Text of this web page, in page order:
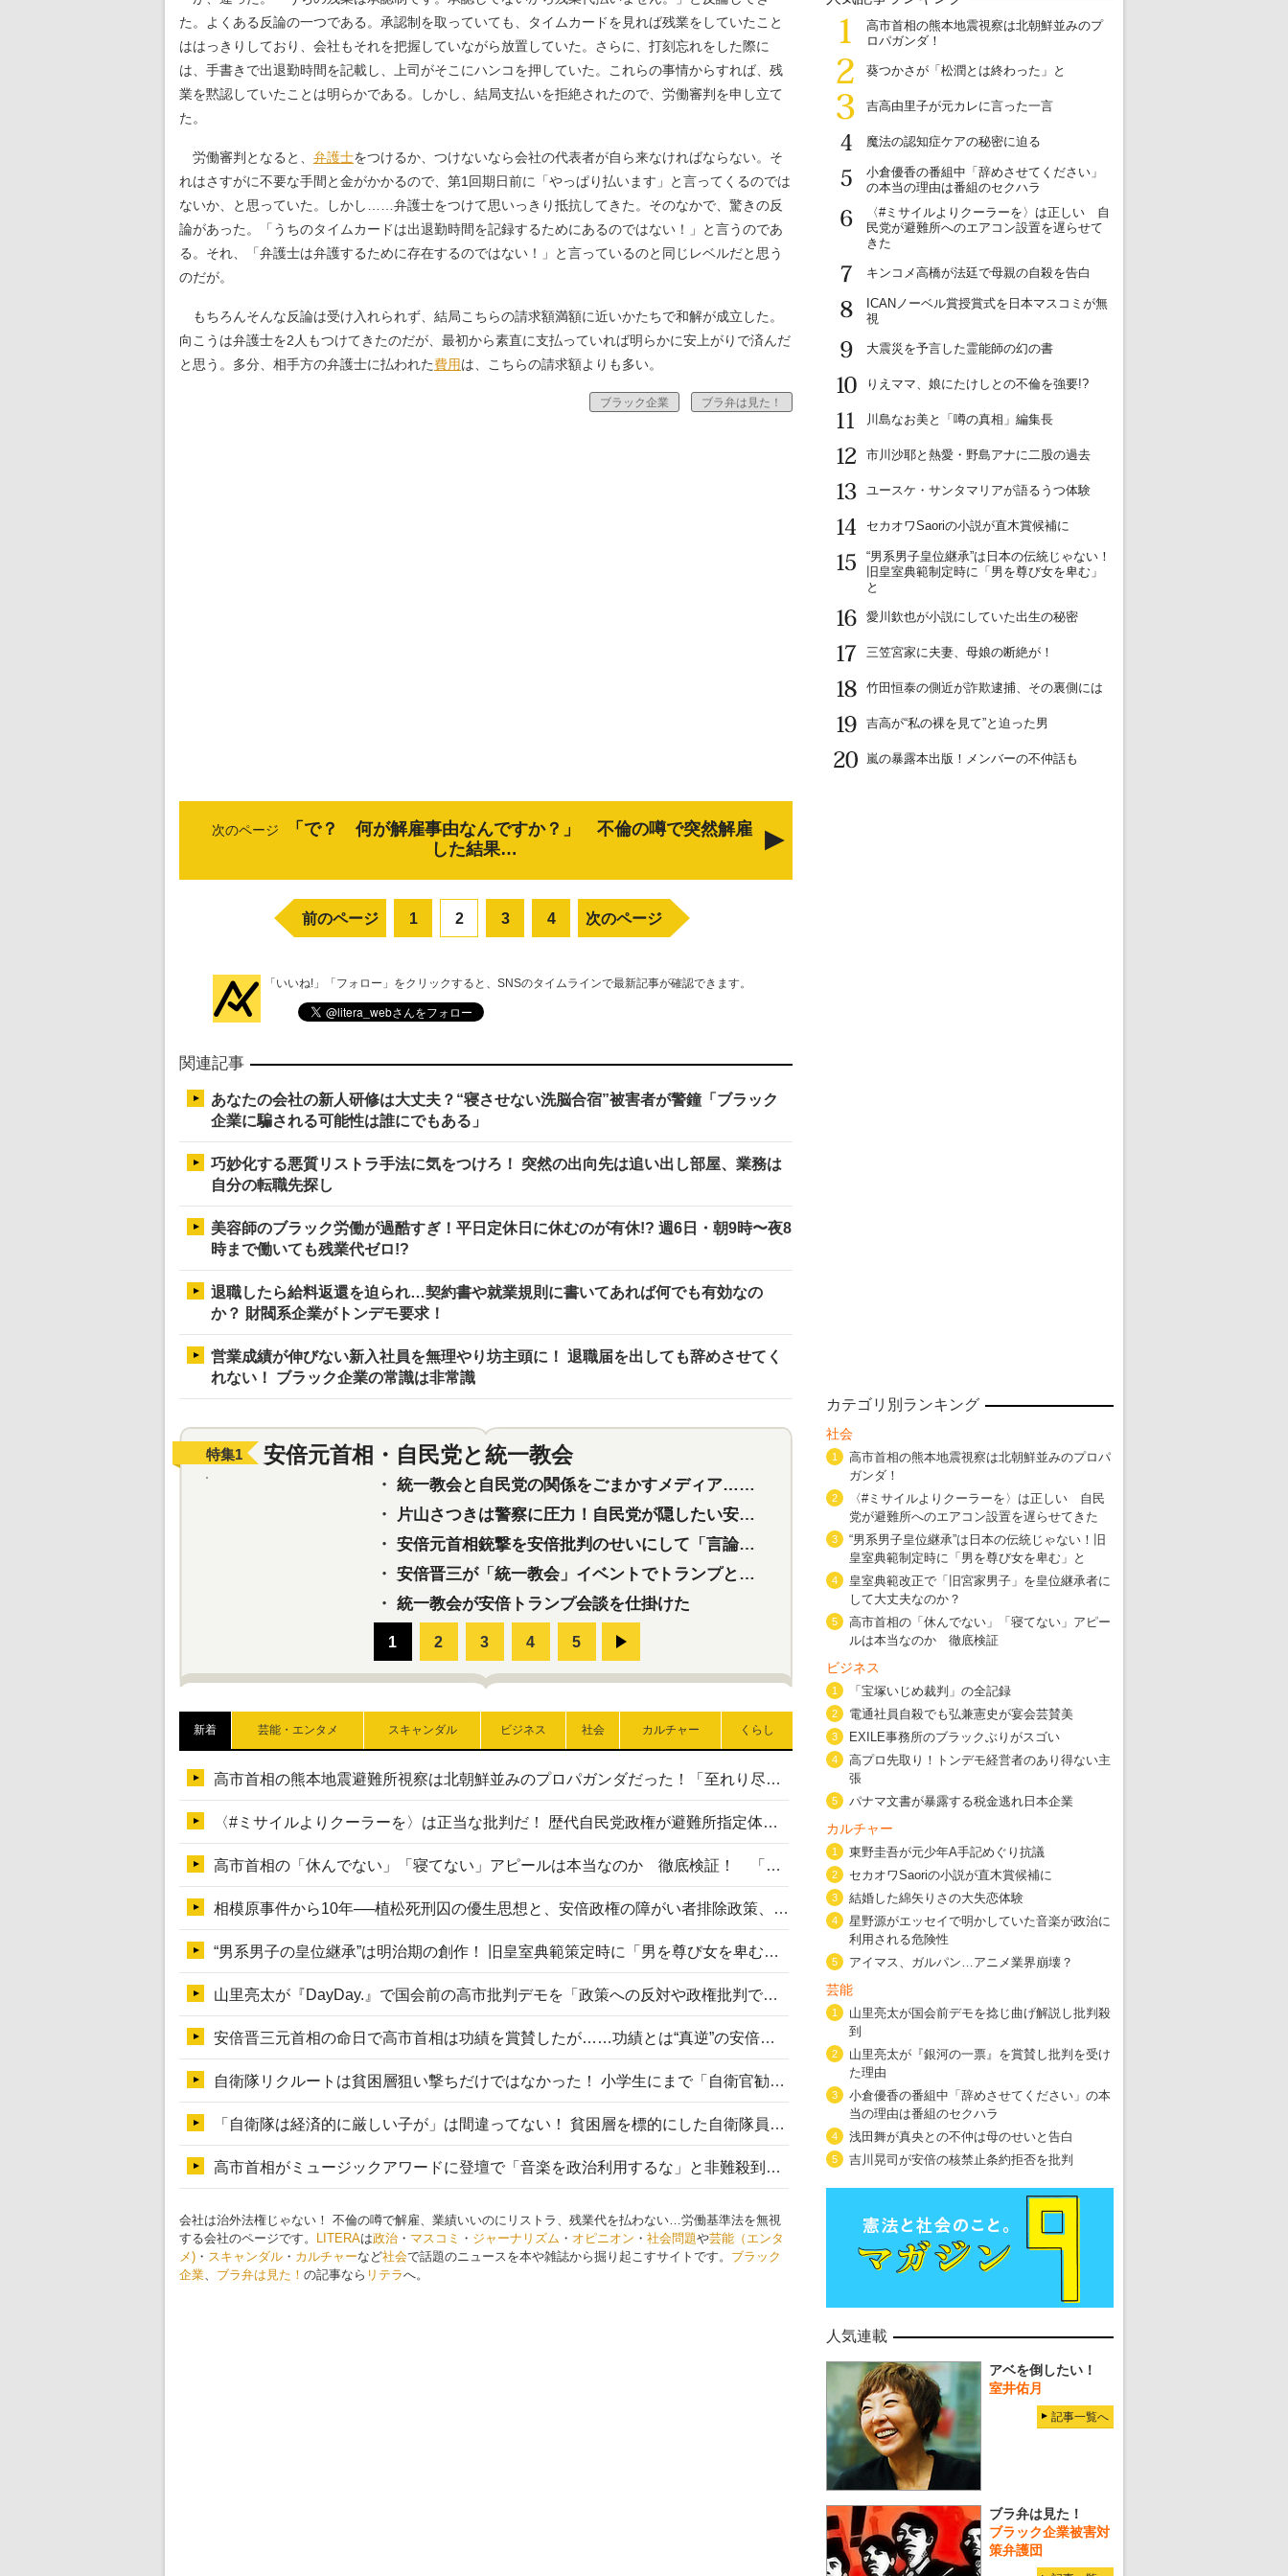
た。よくある反論の一つである。承認制を取っていても、タイムカードを見れば残業をしていたこと
ははっきりしており、会社もそれを把握していながら放置していた。さらに、打刻忘れをした際に
は、手書きで出退勤時間を記載し、上司がそこにハンコを押していた。これらの事情からすれば、残
業を黙認していたことは明らかである。しかし、結局支払いを拒絶されたので、労働審判を申し立て
た。
労働審判となると、 弁護士をつけるか、つけないなら会社の代表者が自ら来なければならない。そ
れはさすがに不要な手間と金がかかるので、第1回期日前に「やっぱり払います」と言ってくるのでは
ないか、と思っていた。しかし……弁護士をつけて思いっきり抵抗してきた。そのなかで、驚きの反
論があった。「うちのタイムカードは出退勤時間を記録するためにあるのではない！」と言うのであ
る。それ、「弁護士は弁護するために存在するのではない！」と言っているのと同じレベルだと思う
のだが。
もちろんそんな反論は受け入れられず、結局こちらの請求額満額に近いかたちで和解が成立した。
向こうは弁護士を2人もつけてきたのだが、最初から素直に支払っていれば明らかに安上がりで済んだ
と思う。多分、相手方の弁護士に払われた費用は、こちらの請求額よりも多い。
ブラック企業 ブラ弁は見た！
次のページ
「で？ 何が解雇事由なんですか？」 不倫の噂で突然解雇
した結果…
前のページ 1 2 3 4 次のページ
「いいね!」「フォロー」をクリックすると、SNSのタイムラインで最新記事が確認できます。
関連記事
あなたの会社の新人研修は大丈夫？“寝させない洗脳合宿”被害者が警鐘「ブラック
企業に騙される可能性は誰にでもある」
巧妙化する悪質リストラ手法に気をつけろ！ 突然の出向先は追い出し部屋、業務は
自分の転職先探し
美容師のブラック労働が過酷すぎ！平日定休日に休むのが有休!? 週6日・朝9時〜夜8
時まで働いても残業代ゼロ!?
退職したら給料返還を迫られ…契約書や就業規則に書いてあれば何でも有効なの
か？ 財閥系企業がトンデモ要求！
営業成績が伸びない新入社員を無理やり坊主頭に！ 退職届を出しても辞めさせてく
れない！ ブラック企業の常識は非常識
特集1 安倍元首相・自民党と統一教会
・ 統一教会と自民党の関係をごまかすメディア…民放は有田芳生に発言自粛を要求
・
片山さつきは警察に圧力！自民党が隠したい安倍元首相と統一教会の深い関係
・ 安倍元首相銃撃を安倍批判のせいにして「言論封殺」に利用する自民党応援団
・ 安倍晋三が「統一教会」イベントでトランプと演説！同性婚や夫婦別姓を攻撃
・ 統一教会が安倍トランプ会談を仕掛けた
特集2 東京五輪強行開催特別企画 大ウソだら
・ 大ウソだらけの東京五輪！ 安倍・菅・森はどんな嘘を
・ 五輪サッカー・久保建英が南アの陽性者に「僕らに損ではない
・ 五輪関係者が入国当日、築地を散歩！
新着 芸能・エンタメ スキャンダル ビジネス 社会 カルチャー くらし
高市首相の熊本地震避難所視察は北朝鮮並みのプロパガンダだった！「至れり尽くせり」の選ばれた避難所の一方で実態は…
〈#ミサイルよりクーラーを〉は正当な批判だ！ 歴代自民党政権が避難所指定体育館へのエアコン設置を遅らせてきた客観的事実
高市首相の「休んでない」「寝てない」アピールは本当なのか 徹底検証！ 「資料読み込み」「アイロンがけ」も矛盾だらけ…
相模原事件から10年──植松死刑囚の優生思想と、安倍政権の障がい者排除政策、右派勢力の差別主義との関係を改めて問う
“男系男子の皇位継承”は明治期の創作！ 旧皇室典範策定時に「男を尊び女を卑むの慣習、人民の脳髄」とトンデモ論で女性天皇を否定
山里亮太が『DayDay.』で国会前の高市批判デモを「政策への反対や政権批判でない」と捻じ曲げ解説 デモ参加者から批判殺到
安倍晋三元首相の命日で高市首相は功績を賞賛したが……功績とは“真逆”の安倍元首相のトンデモ発言を振り返る
自衛隊リクルートは貧困層狙い撃ちだけではなかった！ 小学生にまで「自衛官勧誘」目的のパンフレット作成
「自衛隊は経済的に厳しい子が」は間違ってない！ 貧困層を標的にした自衛隊員募集、やす子、山上被告も…日本でも進む“経済的徴兵制”
高市首相がミュージックアワードに登壇で「音楽を政治利用するな」と非難殺到！ MAJの国策的本質を批判する声も
会社は治外法権じゃない！ 不倫の噂で解雇、業績いいのにリストラ、残業代を払わない…労働基準法を無視
する会社のページです。
LITERAは政治 ・ マスコミ ・ ジャーナリズム ・ オピニオン ・ 社会問題や芸能（エンタ
メ) ・ スキャンダル ・ カルチャーなど社会で話題のニュースを本や雑誌から掘り起こすサイトです。 ブラック
企業、 ブラ弁は見た！ の記事なら リテラへ。
1
高市首相の熊本地震視察は北朝鮮並みのプ
ロパガンダ！
2
葵つかさが「松潤とは終わった」と
3
吉高由里子が元カレに言った一言
4
魔法の認知症ケアの秘密に迫る
5
小倉優香の番組中「辞めさせてください」
の本当の理由は番組のセクハラ
6
〈#ミサイルよりクーラーを〉は正しい 自
民党が避難所へのエアコン設置を遅らせて
きた
7
キンコメ高橋が法廷で母親の自殺を告白
8
ICANノーベル賞授賞式を日本マスコミが無
視
9
大震災を予言した霊能師の幻の書
10
りえママ、娘にたけしとの不倫を強要!?
11
川島なお美と「噂の真相」編集長
12
市川沙耶と熱愛・野島アナに二股の過去
13
ユースケ・サンタマリアが語るうつ体験
14
セカオワSaoriの小説が直木賞候補に
15
“男系男子皇位継承”は日本の伝統じゃない！
旧皇室典範制定時に「男を尊び女を卑む」
と
16
愛川欽也が小説にしていた出生の秘密
17
三笠宮家に夫妻、母娘の断絶が！
18
竹田恒泰の側近が詐欺逮捕、その裏側には
19
吉高が“私の裸を見て”と迫った男
20
嵐の暴露本出版！メンバーの不仲話も
カテゴリ別ランキング
社会
1
高市首相の熊本地震視察は北朝鮮並みのプロパ
ガンダ！
2
〈#ミサイルよりクーラーを〉は正しい 自民
党が避難所へのエアコン設置を遅らせてきた
3
“男系男子皇位継承”は日本の伝統じゃない！旧
皇室典範制定時に「男を尊び女を卑む」と
4
皇室典範改正で「旧宮家男子」を皇位継承者に
して大丈夫なのか？
5
高市首相の「休んでない」「寝てない」アピー
ルは本当なのか 徹底検証
ビジネス
1 「宝塚いじめ裁判」の全記録
2 電通社員自殺でも弘兼憲史が宴会芸賛美
3 EXILE事務所のブラックぶりがスゴい
4
高プロ先取り！トンデモ経営者のあり得ない主
張
5 パナマ文書が暴露する税金逃れ日本企業
カルチャー
1 東野圭吾が元少年A手記めぐり抗議
2 セカオワSaoriの小説が直木賞候補に
3 結婚した綿矢りさの大失恋体験
4
星野源がエッセイで明かしていた音楽が政治に
利用される危険性
5 アイマス、ガルパン…アニメ業界崩壊？
芸能
1
山里亮太が国会前デモを捻じ曲げ解説し批判殺
到
2
山里亮太が『銀河の一票』を賞賛し批判を受け
た理由
3
小倉優香の番組中「辞めさせてください」の本
当の理由は番組のセクハラ
4 浅田舞が真央との不仲は母のせいと告白
5 吉川晃司が安倍の核禁止条約拒否を批判
人気連載
アベを倒したい！
室井佑月
記事一覧へ
ブラ弁は見た！
ブラック企業被害対
策弁護団